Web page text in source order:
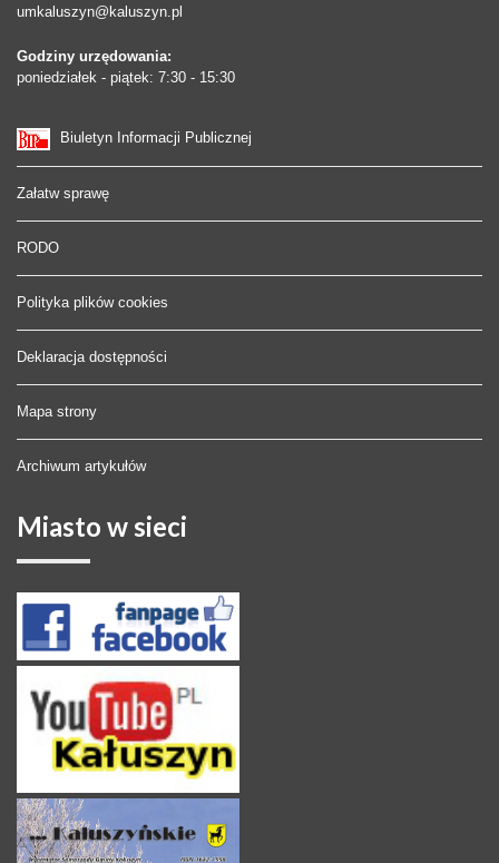
umkaluszyn@kaluszyn.pl
Godziny urzędowania:
poniedziałek - piątek: 7:30 - 15:30
Biuletyn Informacji Publicznej
Załatw sprawę
RODO
Polityka plików cookies
Deklaracja dostępności
Mapa strony
Archiwum artykułów
Miasto w sieci